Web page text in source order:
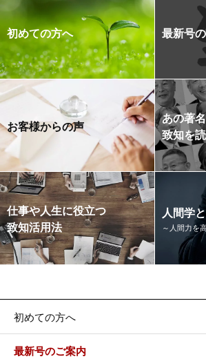
初めての方へ 最新号
お客様からの声
あの著
致知を
仕事や人生に役立つ
致知活用法
人間学
～人間力を
初めての方へ
最新号のご案内